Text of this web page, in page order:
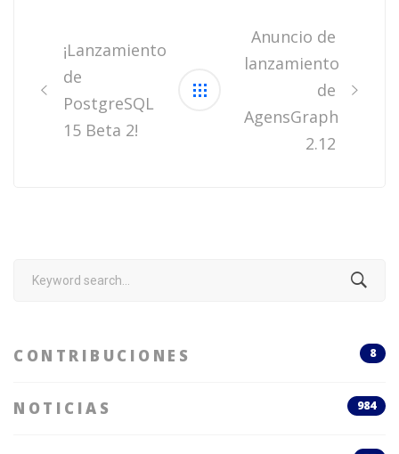
¡Lanzamiento
de
PostgreSQL
15 Beta 2!
Anuncio de
lanzamiento
de
AgensGraph
2.12
Search
CONTRIBUCIONES 8
NOTICIAS 984